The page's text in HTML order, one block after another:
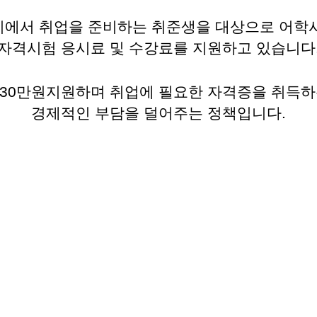
에서 취업을 준비하는 취준생을 대상으로 어학
격시험 응시료 및 수강료를 지원하고 있습니
만원지원하며 취업에 필요한 자격증을 취득
경제적인 부담을 덜어주는 정책입니다.